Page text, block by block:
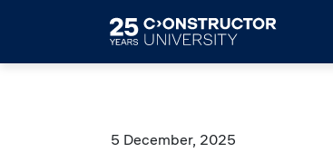
5 December, 2025